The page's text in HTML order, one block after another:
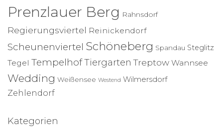
Prenzlauer Berg Rahnsdorf
Regierungsviertel Reinickendorf
Scheunenviertel Schöneberg Spandau Steglitz
Tegel TempelhofTiergarten Treptow Wannsee
Wedding Weißensee Westend Wilmersdorf
Zehlendorf
Kategorien